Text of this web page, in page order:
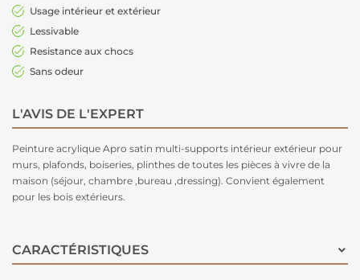
Usage intérieur et extérieur
Lessivable
Resistance aux chocs
Sans odeur
L'AVIS DE L'EXPERT
Peinture acrylique Apro satin multi-supports intérieur extérieur pour
murs, plafonds, boiseries, plinthes de toutes les pièces à vivre de la
maison (séjour, chambre ,bureau ,dressing). Convient également
pour les bois extérieurs.
CARACTÉRISTIQUES